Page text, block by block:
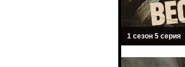
1 сезон 5 серия